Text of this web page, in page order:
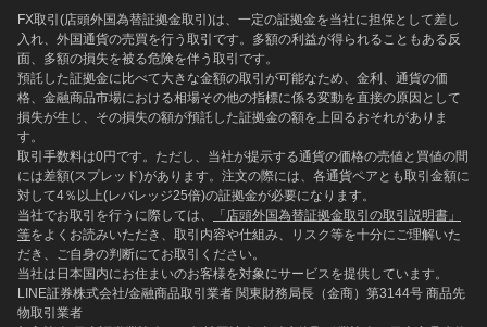
FX取引(店頭外国為替証拠金取引)は、一定の証拠金を当社に担保として差し
入れ、外国通貨の売買を行う取引です。多額の利益が得られることもある反
面、多額の損失を被る危険を伴う取引です。
預託した証拠金に比べて大きな金額の取引が可能なため、金利、通貨の価
格、金融商品市場における相場その他の指標に係る変動を直接の原因として
損失が生じ、その損失の額が預託した証拠金の額を上回るおそれがありま
す。
取引手数料は0円です。ただし、当社が提示する通貨の価格の売値と買値の間
には差額(スプレッド)があります。注文の際には、各通貨ペアとも取引金額に
対して4％以上(レバレッジ25倍)の証拠金が必要になります。
当社でお取引を行うに際しては、
「店頭外国為替証拠金取引の取引説明書」
等をよくお読みいただき、取引内容や仕組み、リスク等を十分にご理解いた
だき、ご自身の判断にてお取引ください。
当社は日本国内にお住まいのお客様を対象にサービスを提供しています。
LINE証券株式会社/金融商品取引業者 関東財務局長（金商）第3144号 商品先
物取引業者